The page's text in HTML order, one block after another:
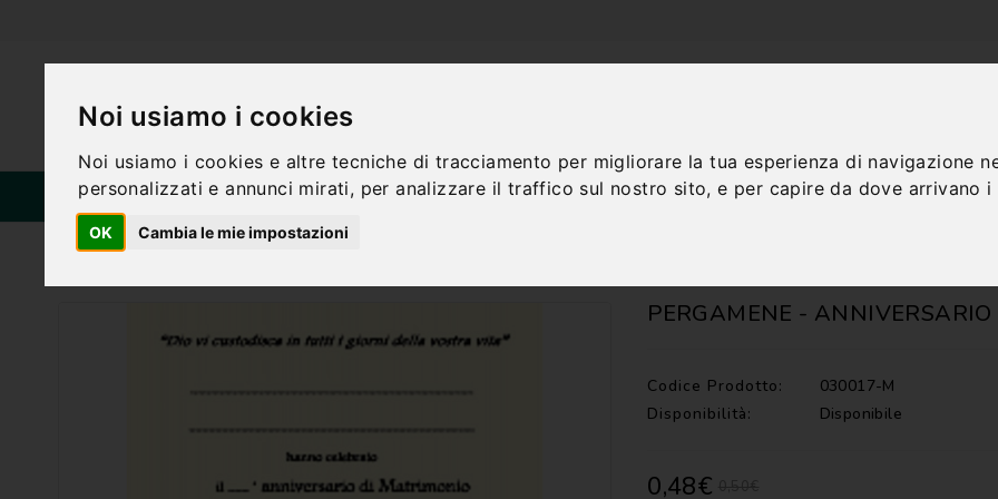
Noi usiamo i cookies
Noi usiamo i cookies e altre tecniche di tracciamento per migliorare la tua esperienza di navigazione
personalizzati e annunci mirati, per analizzare il traffico sul nostro sito, e per capire da dove arrivano
OK Cambia le mie impostazioni
CATEGORIE HOME CATALOGO CONTATTI
Home
PERGAMENE -
Codice Prodotto:
030017-M
Disponibilità:
Disponibile
0,48€